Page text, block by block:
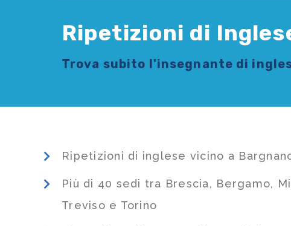
Ripetizioni di
Trova subito l'insegnante di
Ripetizioni di inglese vicino a
Più di 40 sedi tra Brescia, Bergamo,
Treviso e Torino